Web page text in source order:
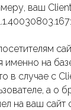
ваш
на
в случае с
а о
на ваш сайт